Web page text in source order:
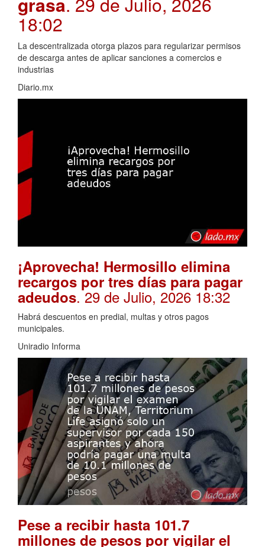
18:02
La descentralizada otorga plazos para regularizar permisos
de descarga antes de aplicar sanciones a comercios e
industrias
Diario.mx
¡Aprovecha! Hermosillo elimina
recargos por tres días para pagar
adeudos. 29 de Julio, 2026 18:32
Habrá descuentos en predial, multas y otros pagos
municipales.
Uniradio Informa
Pese a recibir hasta 101.7
millones de pesos por vigilar el